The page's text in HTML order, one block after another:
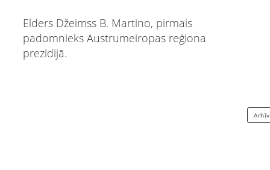
Elders Džeimss B. Martino, pirmais
padomnieks Austrumeiropas reģiona
prezidijā.